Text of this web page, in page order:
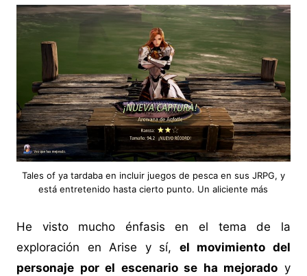
Tales of ya tardaba en incluir juegos de pesca en sus JRPG, y
está entretenido hasta cierto punto. Un aliciente más
He visto mucho énfasis en el tema de la
exploración en Arise y sí, el movimiento del
personaje por el escenario se ha mejorado y